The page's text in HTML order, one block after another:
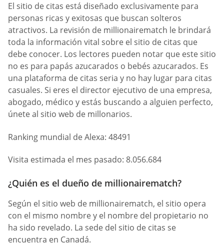
El sitio de citas está diseñado exclusivamente para
personas ricas y exitosas que buscan solteros
atractivos. La revisión de millionairematch le brindará
toda la información vital sobre el sitio de citas que
debe conocer. Los lectores pueden notar que este sitio
no es para papás azucarados o bebés azucarados. Es
una plataforma de citas seria y no hay lugar para citas
casuales. Si eres el director ejecutivo de una empresa,
abogado, médico y estás buscando a alguien perfecto,
únete al sitio web de millonarios.
Ranking mundial de Alexa: 48491
Visita estimada el mes pasado: 8.056.684
¿Quién es el dueño de millionairematch?
Según el sitio web de millionairematch, el sitio opera
con el mismo nombre y el nombre del propietario no
ha sido revelado. La sede del sitio de citas se
encuentra en Canadá.